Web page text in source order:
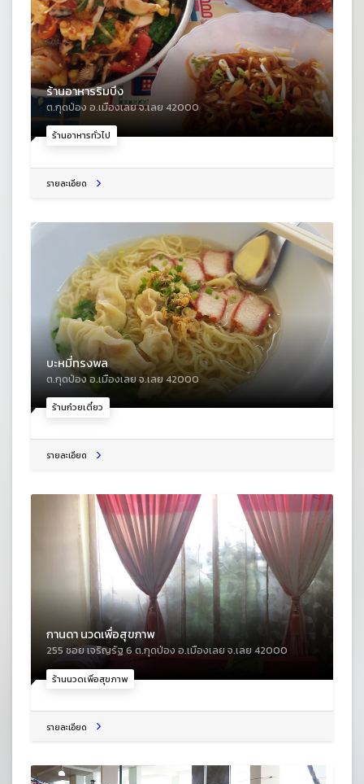
ร้านอาหารทั่วไป
ร้านอาหารริมบึง
ต.กุดป่อง อ.เมืองเลย จ.เลย 42000
รายละเอียด
ร้านก๋วยเตี๋ยว
บะหมี่ทรงพล
ต.กุดป่อง อ.เมืองเลย จ.เลย 42000
รายละเอียด
ร้านนวดเพื่อสุขภาพ
กานดา นวดเพื่อสุขภาพ
255 ซอย เจริญรัฐ 6 ต.กุดป่อง อ.เมืองเลย จ.เลย 42000
รายละเอียด